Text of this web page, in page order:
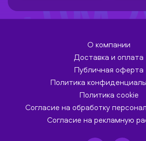
О компании
Доставка и оплата
Публичная оферта
Политика
Политика cookie
Согласие на обработку
Согласие на рекламную